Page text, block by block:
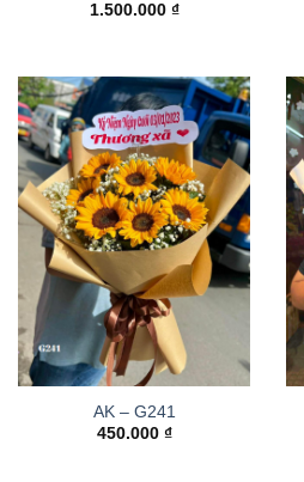
1.500.000 ₫
AK – G241
450.000 ₫